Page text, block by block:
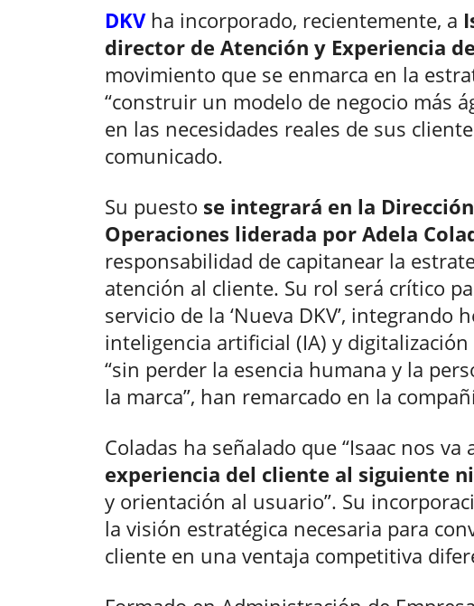
DKVha incorporado, recientemente, a
director de Atención y Experiencia
movimiento que se enmarca en la
“construir un modelo de negocio más
en las necesidades reales de sus
comunicado.
Su puesto se integrará en la
Operaciones liderada por Adela
responsabilidad de capitanear la
atención al cliente. Su rol será crítico
servicio de la ‘Nueva DKV’, integrando
inteligencia artificial (IA) y
“sin perder la esencia humana y la
la marca”, han remarcado en la
Coladas ha señalado que “Isaac nos va
experiencia del cliente al siguiente
y orientación al usuario”. Su
la visión estratégica necesaria para
cliente en una ventaja competitiva